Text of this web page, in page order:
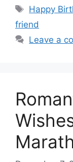
Tags
Happy
friend
Leave a